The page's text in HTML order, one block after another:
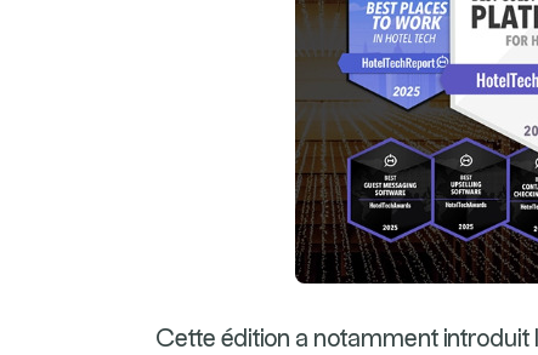
Cette édition a notamment introduit